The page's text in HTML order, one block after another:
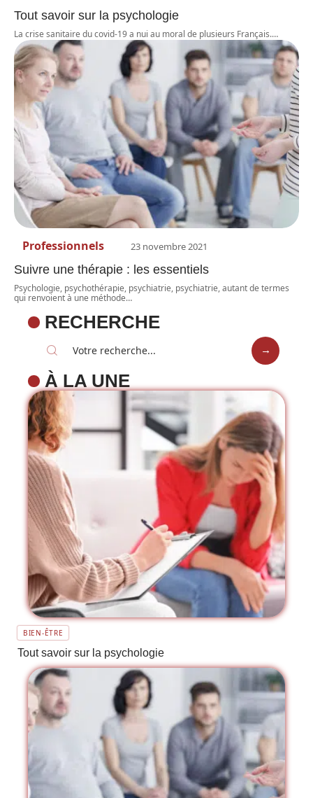
Tout savoir sur la psychologie
La crise sanitaire du covid-19 a nui au moral de plusieurs Français.…
Professionnels 23 novembre 2021
Suivre une thérapie : les essentiels
Psychologie, psychothérapie, psychiatrie, psychiatrie, autant de termes
qui renvoient à une méthode…
RECHERCHE
À LA UNE
BIEN-ÊTRE
Tout savoir sur la psychologie